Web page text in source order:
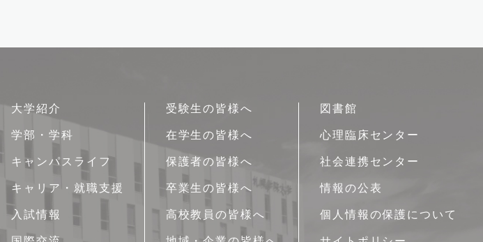
サ
イ
マ
ッ
大学紹介
学部・学科
キャンパスライフ
キャリア・就職支援
入試情報
受験生の皆様へ
在学生の皆様へ
保護者の皆様へ
卒業生の皆様へ
高校教員の皆様へ
図書館
心理臨床センター
社会連携センター
情報の公表
個人情報の保護について